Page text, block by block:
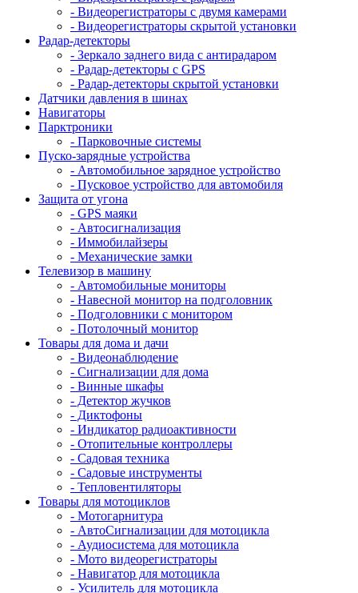
- Видеорегистраторы с двумя камерами
- Видеорегистраторы скрытой установки
Радар-детекторы
- Зеркало заднего вида с антирадаром
- Радар-детекторы с GPS
- Радар-детекторы скрытой установки
Датчики давления в шинах
Навигаторы
Парктроники
- Парковочные системы
Пуско-зарядные устройства
- Автомобильное зарядное устройство
- Пусковое устройство для автомобиля
Защита от угона
- GPS маяки
- Автосигнализация
- Иммобилайзеры
- Механические замки
Телевизор в машину
- Автомобильные мониторы
- Навесной монитор на подголовник
- Подголовники с монитором
- Потолочный монитор
Товары для дома и дачи
- Видеонаблюдение
- Сигнализации для дома
- Винные шкафы
- Детектор жучков
- Диктофоны
- Индикатор радиоактивности
- Отопительные контроллеры
- Садовая техника
- Садовые инструменты
- Тепловентиляторы
Товары для мотоциклов
- Mотогарнитура
- АвтоСигнализации для мотоцикла
- Аудиосистема для мотоцикла
- Мото видеорегистраторы
- Навигатор для мотоцикла
- Усилитель для мотоцикла